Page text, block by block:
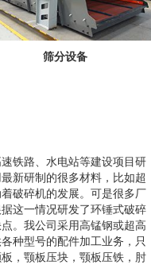
筛分设备
铁路、水电站等建设项目研
新研制的很多材料，比如超
破碎机的发展。可是很多厂
这一情况研发了环锤式破碎
。我公司采用高锰钢或超高
种型号的配件加工业务，只
，颚板压块，颚板压铁，肘